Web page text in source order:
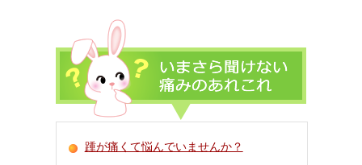
踵が痛くて悩んでいませんか？